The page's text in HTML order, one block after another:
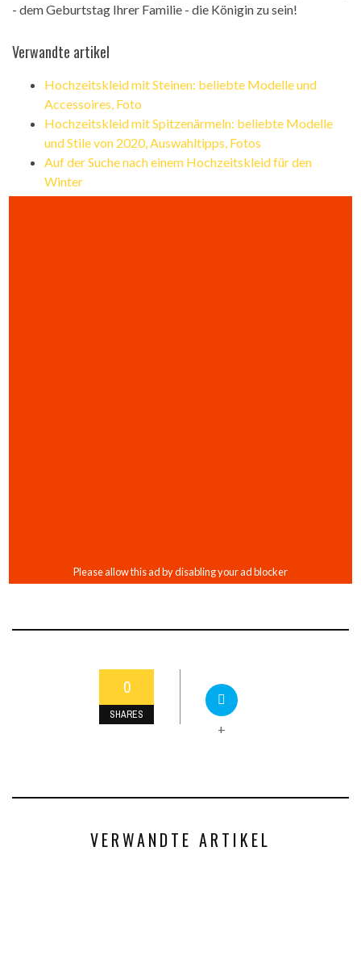
- dem Geburtstag Ihrer Familie - die Königin zu sein!
Verwandte artikel
Hochzeitskleid mit Steinen: beliebte Modelle und
Accessoires, Foto
Hochzeitskleid mit Spitzenärmeln: beliebte Modelle
und Stile von 2020, Auswahltipps, Fotos
Auf der Suche nach einem Hochzeitskleid für den
Winter
0
SHARES
+
VERWANDTE ARTIKEL